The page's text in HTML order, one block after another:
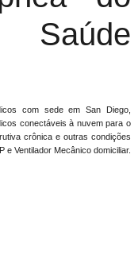
com sede em San Diego,
conectáveis ​​à nuvem para o
crônica e outras condições
e Ventilador Mecânico domiciliar.